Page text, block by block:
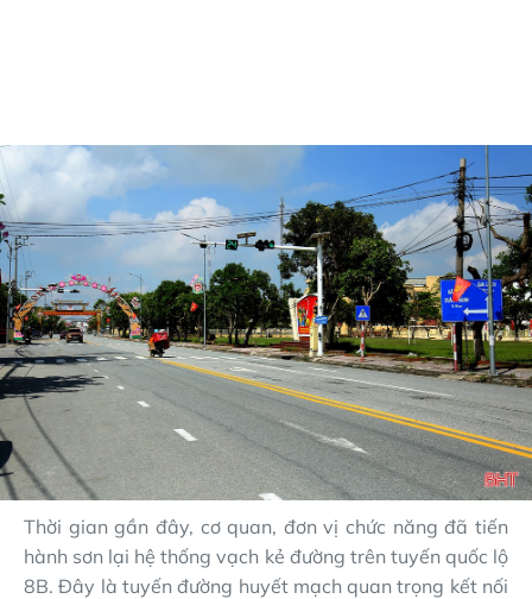
Thời gian gần đây, cơ quan, đơn vị chức năng đã tiến
hành sơn lại hệ thống vạch kẻ đường trên tuyến quốc lộ
8B. Đây là tuyến đường huyết mạch quan trọng kết nối